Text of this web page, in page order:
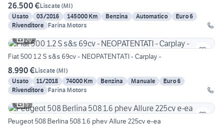
26.500 €Liscate(MI)
Usato
03/2016 145000 Km Benzina Automatico
Euro 6
Rivenditore Farina Motors
20
Fiat 500 1.2 S s&s 69cv - NEOPATENTATI - Carplay -
8.990 €Liscate(MI)
Usato
11/2018 74000 Km Benzina Manuale
Euro 6
Rivenditore Farina Motors
5
Peugeot 508 Berlina 508 1.6 phev Allure 225cv e-ea